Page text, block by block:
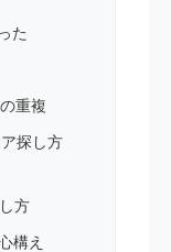
た
重複
探し方
方
構え